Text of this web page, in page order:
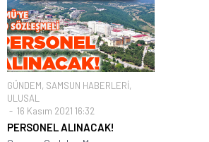
GÜNDEM, SAMSUN HABERLERİ,
ULUSAL
16 Kasım 2021 16:32
PERSONEL ALINACAK!